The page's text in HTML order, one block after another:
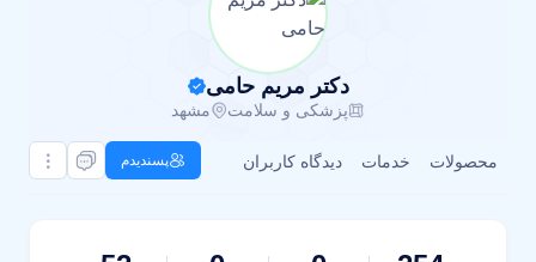
دکتر مریم حامی
پزشکی و سلامت مشهد
محصولات خدمات دیدگاه کاربران پسندیدم